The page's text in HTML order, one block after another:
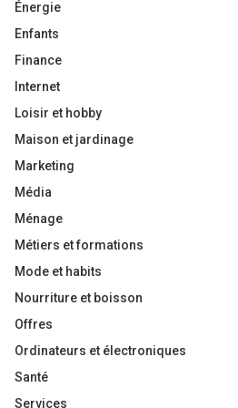
Énergie
Enfants
Finance
Internet
Loisir et hobby
Maison et jardinage
Marketing
Média
Ménage
Métiers et formations
Mode et habits
Nourriture et boisson
Offres
Ordinateurs et électroniques
Santé
Services